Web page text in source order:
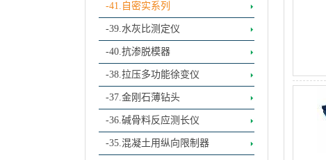
-41.自密实系列
-39.水灰比测定仪
-40.抗渗脱模器
-38.拉压多功能徐变仪
-37.金刚石薄钻头
-36.碱骨料反应测长仪
-35.混凝土用纵向限制器